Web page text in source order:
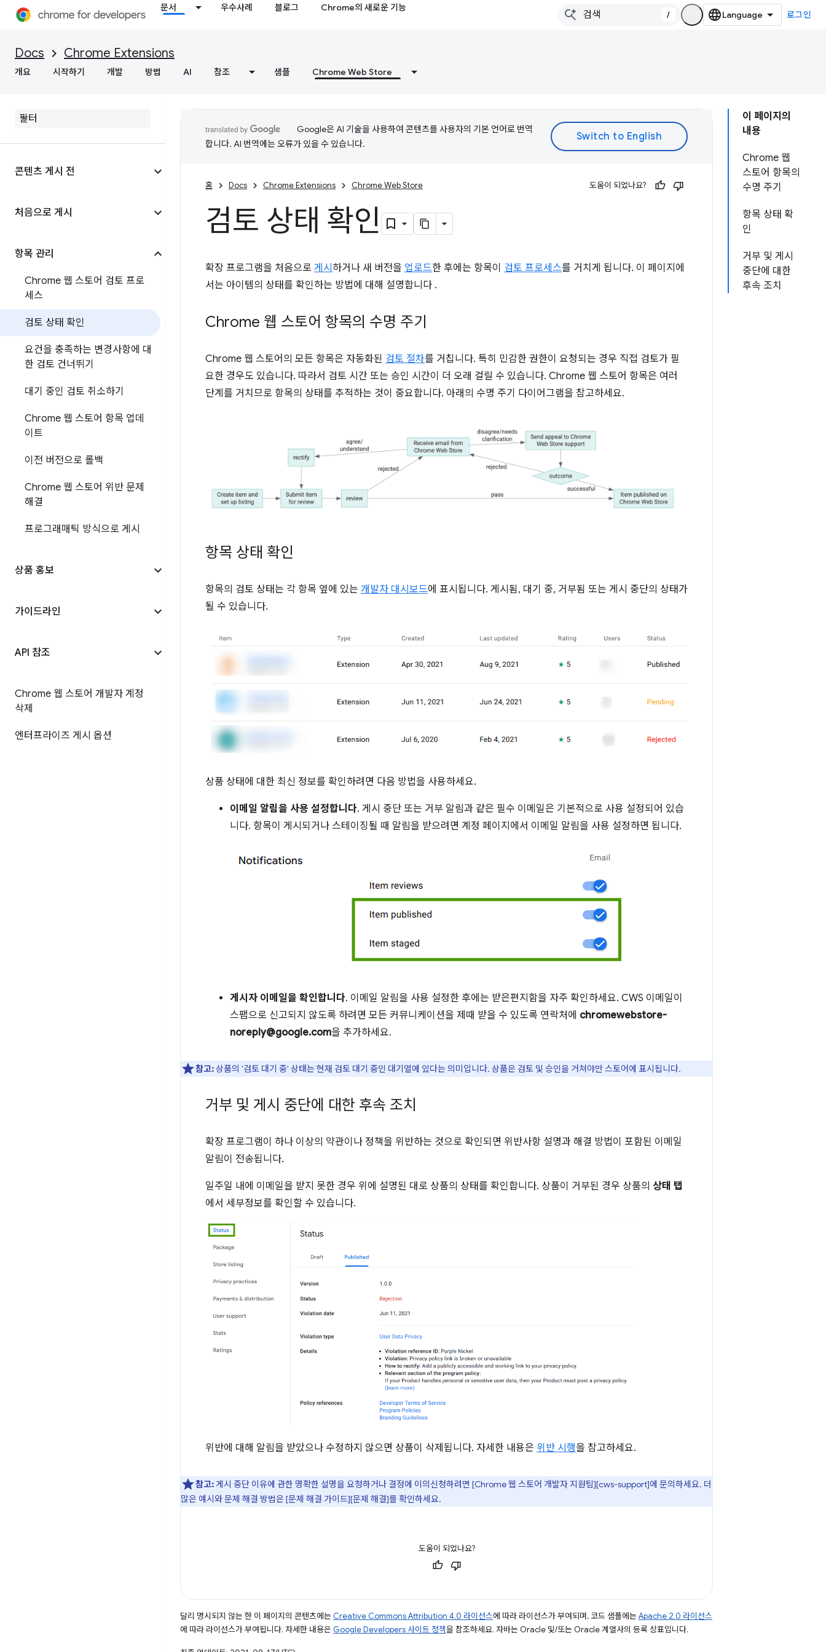
문서 우수사례 블로그 Chrome의 새로운 기능
/ 로그인
Docs Chrome Extensions
개요 시작하기 개발 방법 AI 참조 샘플 Chrome Web Store
콘텐츠 게시 전
처음으로 게시
항목 관리
Chrome 웹 스토어 검토 프로
세스
검토 상태 확인
요건을 충족하는 변경사항에 대
한 검토 건너뛰기
대기 중인 검토 취소하기
Chrome 웹 스토어 항목 업데
이트
이전 버전으로 롤백
Chrome 웹 스토어 위반 문제
해결
프로그래매틱 방식으로 게시
상품 홍보
가이드라인
API 참조
Chrome 웹 스토어 개발자 계정
삭제
엔터프라이즈 게시 옵션
이 페이지의
내용
Chrome 웹
스토어 항목의
수명 주기
항목 상태 확
인
거부 및 게시
중단에 대한
후속 조치
Google은 AI 기술을 사용하여 콘텐츠를 사용자의 기본 언어로 번역
합니다. AI 번역에는 오류가 있을 수 있습니다.
홈 Docs Chrome Extensions Chrome Web Store 도움이 되었나요?
검토 상태 확인
확장 프로그램을 처음으로 게시 하거나 새 버전을 업로드한 후에는 항목이 검토 프로세스를 거치게 됩니다. 이 페이지에
서는 아이템의 상태를 확인하는 방법에 대해 설명합니다 .
Chrome 웹 스토어 항목의 수명 주기
Chrome 웹 스토어의 모든 항목은 자동화된 검토 절차를 거칩니다. 특히 민감한 권한이 요청되는 경우 직접 검토가 필
요한 경우도 있습니다. 따라서 검토 시간 또는 승인 시간이 더 오래 걸릴 수 있습니다. Chrome 웹 스토어 항목은 여러
단계를 거치므로 항목의 상태를 추적하는 것이 중요합니다. 아래의 수명 주기 다이어그램을 참고하세요.
항목 상태 확인
항목의 검토 상태는 각 항목 옆에 있는 개발자 대시보드에 표시됩니다. 게시됨, 대기 중, 거부됨 또는 게시 중단의 상태가
될 수 있습니다.
상품 상태에 대한 최신 정보를 확인하려면 다음 방법을 사용하세요.
이메일 알림을 사용 설정합니다. 게시 중단 또는 거부 알림과 같은 필수 이메일은 기본적으로 사용 설정되어 있습
니다. 항목이 게시되거나 스테이징될 때 알림을 받으려면 계정 페이지에서 이메일 알림을 사용 설정하면 됩니다.
게시자 이메일을 확인합니다. 이메일 알림을 사용 설정한 후에는 받은편지함을 자주 확인하세요. CWS 이메일이
스팸으로 신고되지 않도록 하려면 모든 커뮤니케이션을 제때 받을 수 있도록 연락처에 chromewebstore-
noreply@google.com을 추가하세요.
참고:상품의 '검토 대기 중' 상태는 현재 검토 대기 중인 대기열에 있다는 의미입니다. 상품은 검토 및 승인을 거쳐야만 스토어에 표시됩니다.
거부 및 게시 중단에 대한 후속 조치
확장 프로그램이 하나 이상의 약관이나 정책을 위반하는 것으로 확인되면 위반사항 설명과 해결 방법이 포함된 이메일
알림이 전송됩니다.
일주일 내에 이메일을 받지 못한 경우 위에 설명된 대로 상품의 상태를 확인합니다. 상품이 거부된 경우 상품의 상태 탭
에서 세부정보를 확인할 수 있습니다.
위반에 대해 알림을 받았으나 수정하지 않으면 상품이 삭제됩니다. 자세한 내용은 위반 시행을 참고하세요.
참고: 게시 중단 이유에 관한 명확한 설명을 요청하거나 결정에 이의신청하려면 [Chrome 웹 스토어 개발자 지원팀][cws-support]에 문의하세요. 더
많은 예시와 문제 해결 방법은 [문제 해결 가이드][문제 해결]를 확인하세요.
도움이 되었나요?
달리 명시되지 않는 한 이 페이지의 콘텐츠에는 Creative Commons Attribution 4.0 라이선스에 따라 라이선스가 부여되며, 코드 샘플에는 Apache 2.0 라이선스
에 따라 라이선스가 부여됩니다. 자세한 내용은 Google Developers 사이트 정책을 참조하세요. 자바는 Oracle 및/또는 Oracle 계열사의 등록 상표입니다.